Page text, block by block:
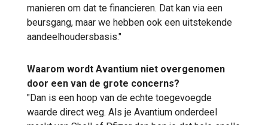
manieren om dat te financieren. Dat kan via een
beursgang, maar we hebben ook een uitstekende
aandeelhoudersbasis."
Waarom wordt Avantium niet overgenomen
door een van de grote concerns?
"Dan is een hoop van de echte toegevoegde
waarde direct weg. Als je Avantium onderdeel